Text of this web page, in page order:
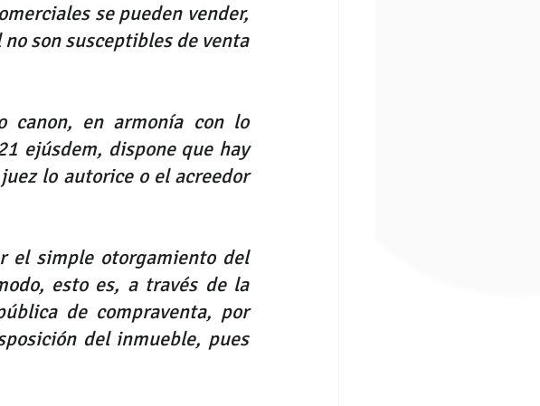
se pueden vender,
son susceptibles de venta
canon, en armonía con lo
ejúsdem, dispone que hay
lo autorice o el acreedor
el simple otorgamiento del
esto es, a través de la
de compraventa, por
del inmueble, pues